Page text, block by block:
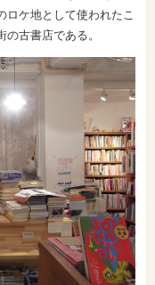
ロケ地として使われたこ
古書店である。